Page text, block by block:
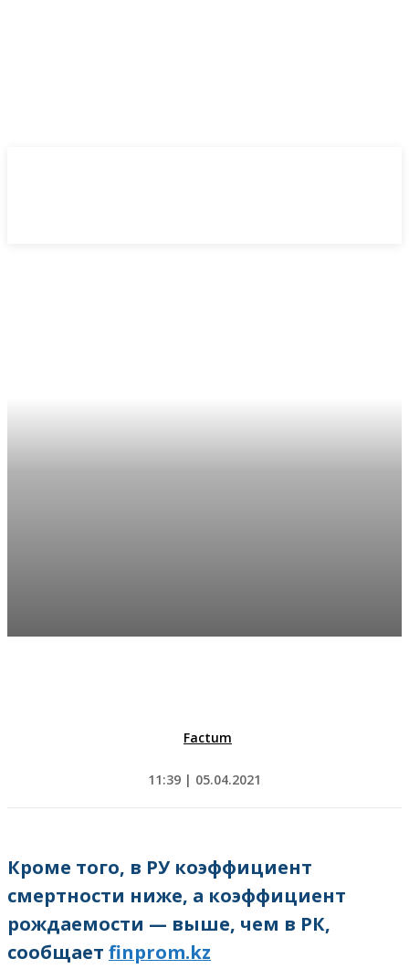
Factum
11:39 | 05.04.2021
Кроме того, в РУ коэффициент
смертности ниже, а коэффициент
рождаемости — выше, чем в РК,
сообщает finprom.kz